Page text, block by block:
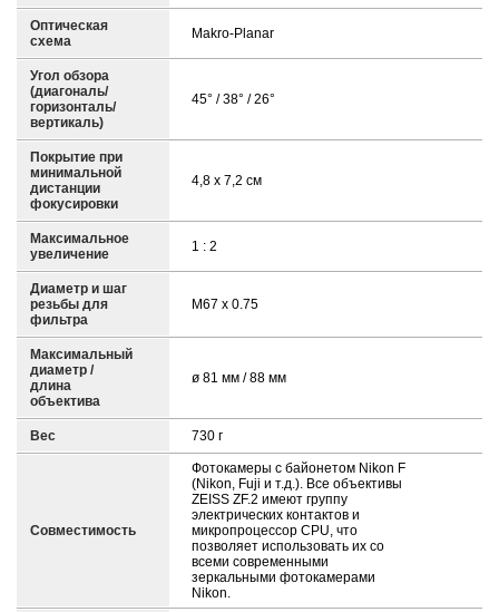
Оптическая
схема
Makro-Planar
Угол обзора
(диагональ/
горизонталь/
вертикаль)
45° / 38° / 26°
Покрытие при
минимальной
дистанции
фокусировки
4,8 x 7,2 см
Максимальное
увеличение
1 : 2
Диаметр и шаг
резьбы для
фильтра
M67 x 0.75
Максимальный
диаметр /
длина
объектива
ø 81 мм / 88 мм
Вес 730 г
Совместимость
Фотокамеры с байонетом Nikon F
(Nikon, Fuji и т.д.). Все объективы
ZEISS ZF.2 имеют группу
электрических контактов и
микропроцессор CPU, что
позволяет использовать их со
всеми современными
зеркальными фотокамерами
Nikon.